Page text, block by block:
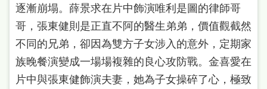
逐漸崩塌。薛景求在片中飾演唯利是圖的律師哥
哥，張東健則是正直不阿的醫生弟弟，價值觀截然
不同的兄弟，卻因為雙方子女涉入的意外，定期家
族晚餐演變成一場場複雜的良心攻防戰。金喜愛在
片中與張東健飾演夫妻，她為子女操碎了心，極致